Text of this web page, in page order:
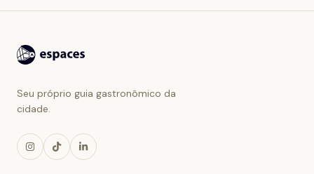
Seu próprio guia gastronômico da
cidade.